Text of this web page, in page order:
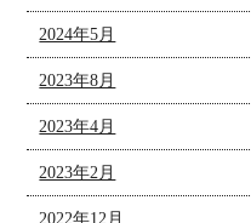
2024年5月
2023年8月
2023年4月
2023年2月
2022年12月